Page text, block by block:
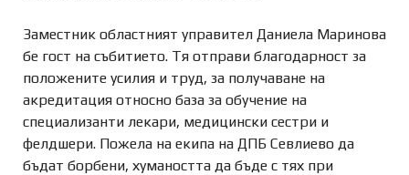
Заместник областният управител Даниела Маринова
бе гост на събитието. Тя отправи благодарност за
положените усилия и труд, за получаване на
акредитация относно база за обучение на
специализанти лекари, медицински сестри и
фелдшери. Пожела на екипа на ДПБ Севлиево да
бъдат борбени, хумаността да бъде с тях при